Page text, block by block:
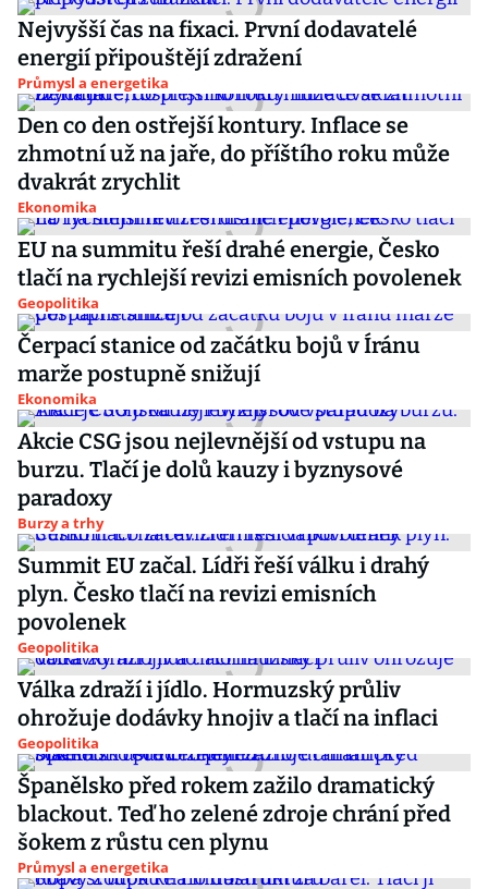
Nejvyšší čas na fixaci. První dodavatelé
energií připouštějí zdražení
Průmysl a energetika
Den co den ostřejší kontury. Inflace se
zhmotní už na jaře, do příštího roku může
dvakrát zrychlit
Ekonomika
EU na summitu řeší drahé energie, Česko
tlačí na rychlejší revizi emisních povolenek
Geopolitika
Čerpací stanice od začátku bojů v Íránu
marže postupně snižují
Ekonomika
Akcie CSG jsou nejlevnější od vstupu na
burzu. Tlačí je dolů kauzy i byznysové
paradoxy
Burzy a trhy
Summit EU začal. Lídři řeší válku i drahý
plyn. Česko tlačí na revizi emisních
povolenek
Geopolitika
Válka zdraží i jídlo. Hormuzský průliv
ohrožuje dodávky hnojiv a tlačí na inflaci
Geopolitika
Španělsko před rokem zažilo dramatický
blackout. Teď ho zelené zdroje chrání před
šokem z růstu cen plynu
Průmysl a energetika